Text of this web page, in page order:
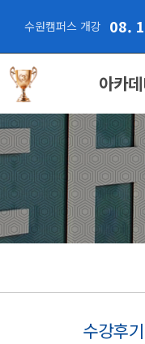
수원캠퍼스 개강 08.
아카
수강후